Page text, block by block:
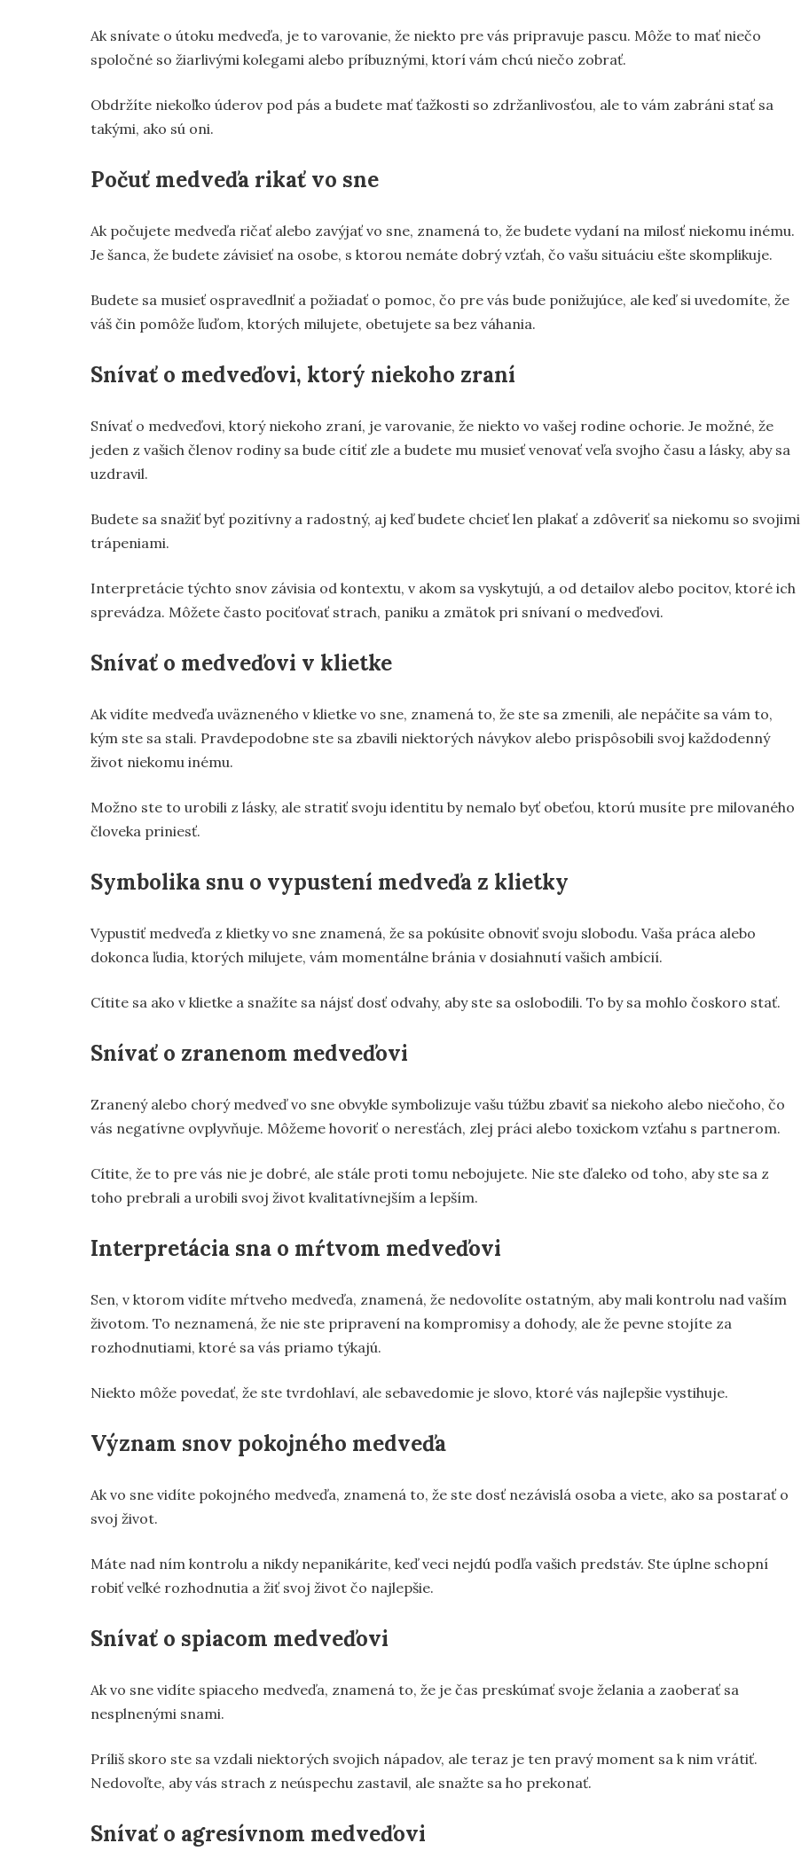
Ak snívate o útoku medveďa, je to varovanie, že niekto pre vás pripravuje pascu. Môže to mať niečo
spoločné so žiarlivými kolegami alebo príbuznými, ktorí vám chcú niečo zobrať.
Obdržíte niekoľko úderov pod pás a budete mať ťažkosti so zdržanlivosťou, ale to vám zabráni stať sa
takými, ako sú oni.
Počuť medveďa rikať vo sne
Ak počujete medveďa ričať alebo zavýjať vo sne, znamená to, že budete vydaní na milosť niekomu inému.
Je šanca, že budete závisieť na osobe, s ktorou nemáte dobrý vzťah, čo vašu situáciu ešte skomplikuje.
Budete sa musieť ospravedlniť a požiadať o pomoc, čo pre vás bude ponižujúce, ale keď si uvedomíte, že
váš čin pomôže ľuďom, ktorých milujete, obetujete sa bez váhania.
Snívať o medveďovi, ktorý niekoho zraní
Snívať o medveďovi, ktorý niekoho zraní, je varovanie, že niekto vo vašej rodine ochorie. Je možné, že
jeden z vašich členov rodiny sa bude cítiť zle a budete mu musieť venovať veľa svojho času a lásky, aby sa
uzdravil.
Budete sa snažiť byť pozitívny a radostný, aj keď budete chcieť len plakať a zdôveriť sa niekomu so svojimi
trápeniami.
Interpretácie týchto snov závisia od kontextu, v akom sa vyskytujú, a od detailov alebo pocitov, ktoré ich
sprevádza. Môžete často pociťovať strach, paniku a zmätok pri snívaní o medveďovi.
Snívať o medveďovi v klietke
Ak vidíte medveďa uväzneného v klietke vo sne, znamená to, že ste sa zmenili, ale nepáčite sa vám to,
kým ste sa stali. Pravdepodobne ste sa zbavili niektorých návykov alebo prispôsobili svoj každodenný
život niekomu inému.
Možno ste to urobili z lásky, ale stratiť svoju identitu by nemalo byť obeťou, ktorú musíte pre milovaného
človeka priniesť.
Symbolika snu o vypustení medveďa z klietky
Vypustiť medveďa z klietky vo sne znamená, že sa pokúsite obnoviť svoju slobodu. Vaša práca alebo
dokonca ľudia, ktorých milujete, vám momentálne bránia v dosiahnutí vašich ambícií.
Cítite sa ako v klietke a snažíte sa nájsť dosť odvahy, aby ste sa oslobodili. To by sa mohlo čoskoro stať.
Snívať o zranenom medveďovi
Zranený alebo chorý medveď vo sne obvykle symbolizuje vašu túžbu zbaviť sa niekoho alebo niečoho, čo
vás negatívne ovplyvňuje. Môžeme hovoriť o neresťách, zlej práci alebo toxickom vzťahu s partnerom.
Cítite, že to pre vás nie je dobré, ale stále proti tomu nebojujete. Nie ste ďaleko od toho, aby ste sa z
toho prebrali a urobili svoj život kvalitatívnejším a lepším.
Interpretácia sna o mŕtvom medveďovi
Sen, v ktorom vidíte mŕtveho medveďa, znamená, že nedovolíte ostatným, aby mali kontrolu nad vaším
životom. To neznamená, že nie ste pripravení na kompromisy a dohody, ale že pevne stojíte za
rozhodnutiami, ktoré sa vás priamo týkajú.
Niekto môže povedať, že ste tvrdohlaví, ale sebavedomie je slovo, ktoré vás najlepšie vystihuje.
Význam snov pokojného medveďa
Ak vo sne vidíte pokojného medveďa, znamená to, že ste dosť nezávislá osoba a viete, ako sa postarať o
svoj život.
Máte nad ním kontrolu a nikdy nepanikárite, keď veci nejdú podľa vašich predstáv. Ste úplne schopní
robiť veľké rozhodnutia a žiť svoj život čo najlepšie.
Snívať o spiacom medveďovi
Ak vo sne vidíte spiaceho medveďa, znamená to, že je čas preskúmať svoje želania a zaoberať sa
nesplnenými snami.
Príliš skoro ste sa vzdali niektorých svojich nápadov, ale teraz je ten pravý moment sa k nim vrátiť.
Nedovoľte, aby vás strach z neúspechu zastavil, ale snažte sa ho prekonať.
Snívať o agresívnom medveďovi